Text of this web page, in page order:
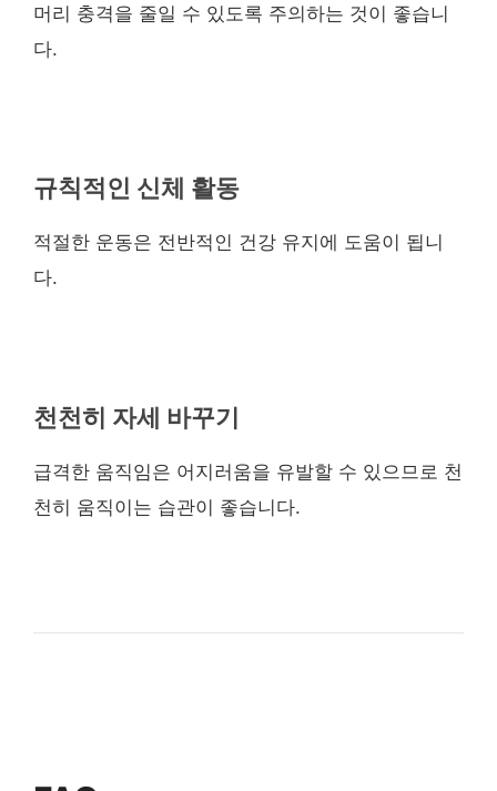
머리 충격을 줄일 수 있도록 주의하는 것이 좋습니
다.
규칙적인 신체 활동
적절한 운동은 전반적인 건강 유지에 도움이 됩니
다.
천천히 자세 바꾸기
급격한 움직임은 어지러움을 유발할 수 있으므로 천
천히 움직이는 습관이 좋습니다.